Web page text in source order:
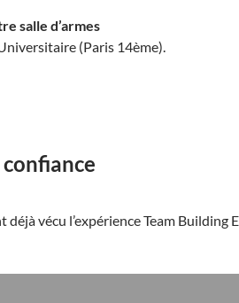
salle d’armes
(Paris 14ème).
vécu l’expérience Team Building